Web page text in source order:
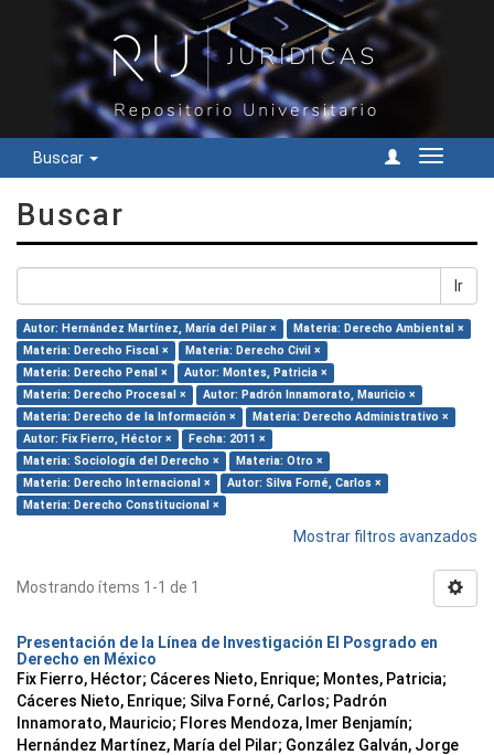
Buscar
Cambiar
Buscar
Ir
Autor: Hernández Martínez, María del Pilar ×
Materia: Derecho Ambiental ×
Materia: Derecho Fiscal ×
Materia: Derecho Civil ×
Materia: Derecho Penal ×
Autor: Montes, Patricia ×
Materia: Derecho Procesal ×
Autor: Padrón Innamorato, Mauricio ×
Materia: Derecho de la Información ×
Materia: Derecho Administrativo ×
Autor: Fix Fierro, Héctor ×
Fecha: 2011 ×
Materia: Sociología del Derecho ×
Materia: Otro ×
Materia: Derecho Internacional ×
Autor: Silva Forné, Carlos ×
Materia: Derecho Constitucional ×
Mostrar filtros avanzados
Mostrando ítems 1-1 de 1
Presentación de la Línea de Investigación El Posgrado en
Derecho en México
Fix Fierro, Héctor; Cáceres Nieto, Enrique; Montes, Patricia;
Cáceres Nieto, Enrique; Silva Forné, Carlos; Padrón
Innamorato, Mauricio; Flores Mendoza, Imer Benjamín;
Hernández Martínez, María del Pilar; González Galván, Jorge